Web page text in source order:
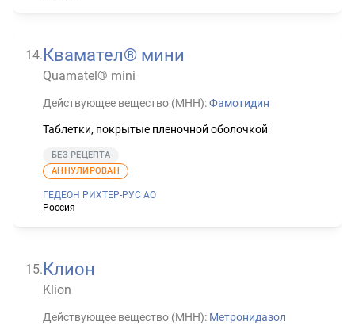
14.Квамател® мини
Quamatel® mini
Действующее вещество (МНН):Фамотидин
Таблетки, покрытые пленочной оболочкой
БЕЗ РЕЦЕПТА
ГЕДЕОН РИХТЕР-РУС АО
Россия
АННУЛИРОВАН
15.Клион
Klion
Действующее вещество (МНН): Метронидазол